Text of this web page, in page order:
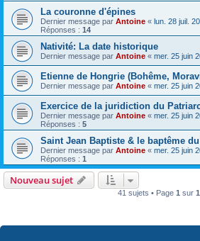
La couronne d'épines
Dernier message par Antoine « lun. 28 juil.
Réponses : 14
Nativité: La date historique
Dernier message par Antoine « mer. 25 juin
Etienne de Hongrie (Bohême,
Dernier message par Antoine « mer. 25 juin
Exercice de la juridiction du
Dernier message par Antoine « mer. 25 juin
Réponses : 5
Saint Jean Baptiste & le baptême
Dernier message par Antoine « mer. 25 juin
Réponses : 1
Nouveau sujet
41 sujets • Page 1 sur 1